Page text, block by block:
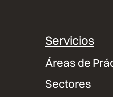
Servicios
Áreas de
Sectores